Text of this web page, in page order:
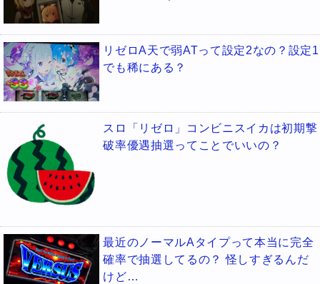
リゼロA天で弱ATって設定2なの？設定1
でも稀にある？
スロ「リゼロ」コンビニスイカは初期撃
破率優遇抽選ってことでいいの？
最近のノーマルAタイプって本当に完全
確率で抽選してるの？ 怪しすぎるんだ
けど…